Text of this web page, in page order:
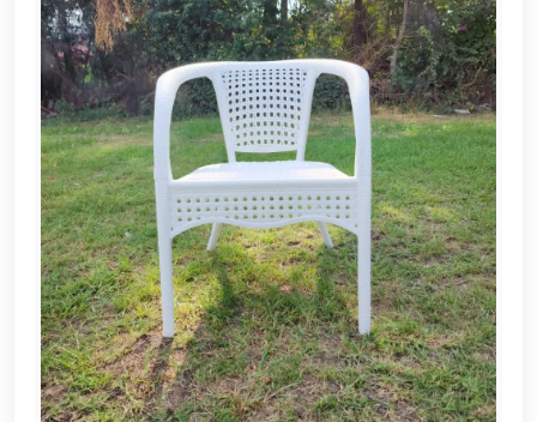
تسجيل
الدخول
اشترك
الآن